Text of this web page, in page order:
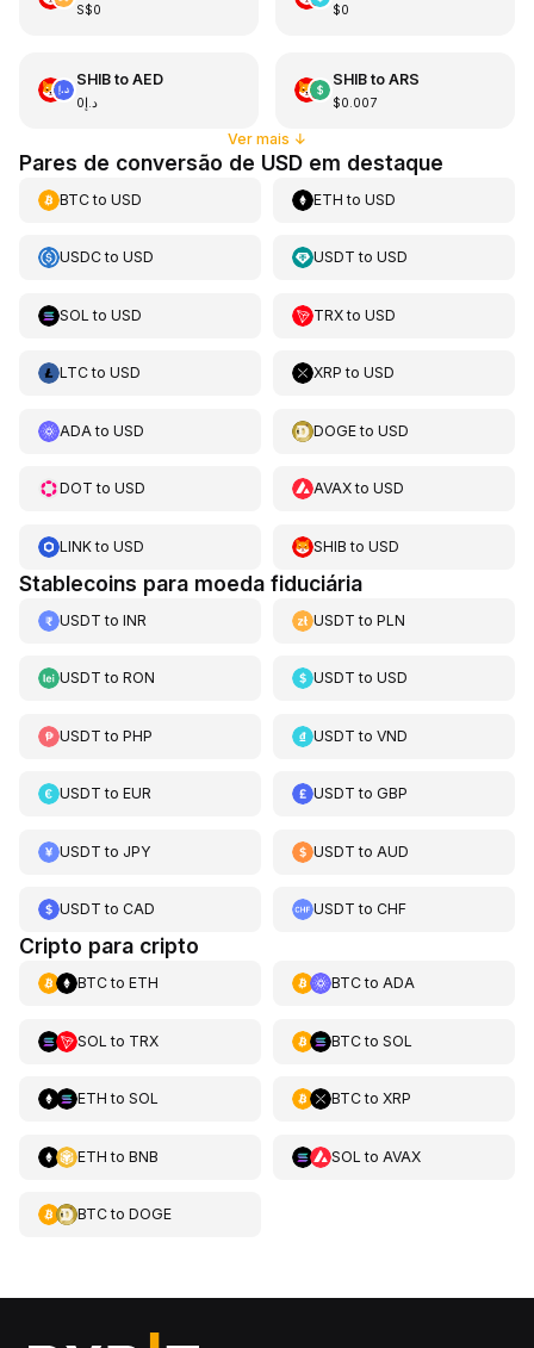
S$0 $0
SHIBto AED
د.إ0
SHIBto ARS
$0.007
Ver mais ↓
Pares de conversão de USD em destaque
BTCto USD ETH toUSD
USDCto USD USDT toUSD
SOL to USD TRXtoUSD
LTCto USD XRP toUSD
ADA to USD DOGEtoUSD
DOT to USD AVAXtoUSD
LINKto USD SHIB toUSD
Stablecoins para moeda fiduciária
USDT to INR USDT toPLN
USDT to RON USDT toUSD
USDT to PHP USDT toVND
USDT to EUR USDT toGBP
USDT to JPY USDT to AUD
USDT to CAD USDT toCHF
Cripto para cripto
BTCto ETH BTCto ADA
SOL to TRX BTCto SOL
ETH to SOL BTCto XRP
ETH to BNB SOL to AVAX
BTCto DOGE